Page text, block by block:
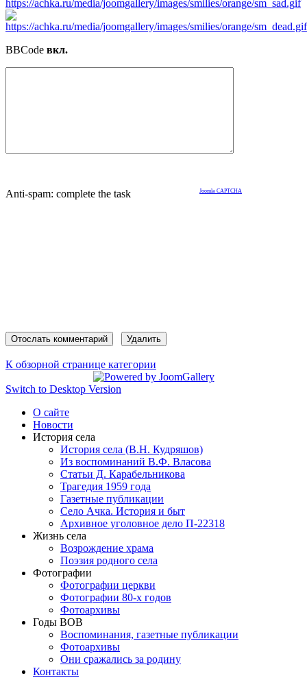
BBCode вкл.
Anti-spam: complete the task Joomla CAPTCHA
К обзорной странице категории
Switch to Desktop Version
О сайте
Новости
История села
История села (В.Н. Кудряшов)
Из воспоминаний В.Ф. Власова
Статьи Д. Карабельникова
Трагедия 1959 года
Газетные публикации
Село Ачка. История и быт
Архивное уголовное дело П-22318
Жизнь села
Возрождение храма
Поэзия родного села
Фотографии
Фотографии церкви
Фотографии 80-х годов
Фотоархивы
Годы ВОВ
Воспоминания, газетные публикации
Фотоархивы
Они сражались за родину
Контакты